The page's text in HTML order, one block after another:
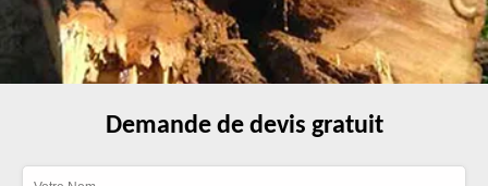
Demande de devis gratuit